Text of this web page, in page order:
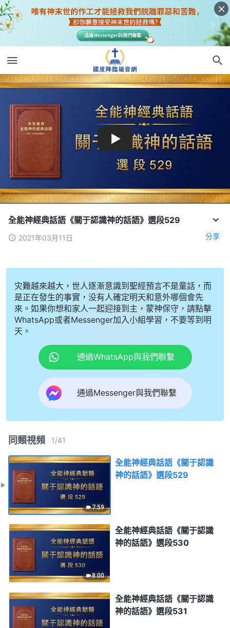
全能神經典話語《關于認識神的話語》選段529
2021年03月11日 分享
灾難越來越大，世人逐漸意識到聖經預言不是童話，而
是正在發生的事實，没有人確定明天和意外哪個會先
來。如果你想和家人一起迎接到主，蒙神保守，請點擊
WhatsApp或者Messenger加入小組學習，不要等到明
天。
通過WhatsApp與我們聯繫
通過Messenger與我們聯繫
同類視頻 1/41
7:59
全能神經典話語《關于認識
神的話語》選段529
8:00
全能神經典話語《關于認識
神的話語》選段530
全能神經典話語《關于認識
神的話語》選段531